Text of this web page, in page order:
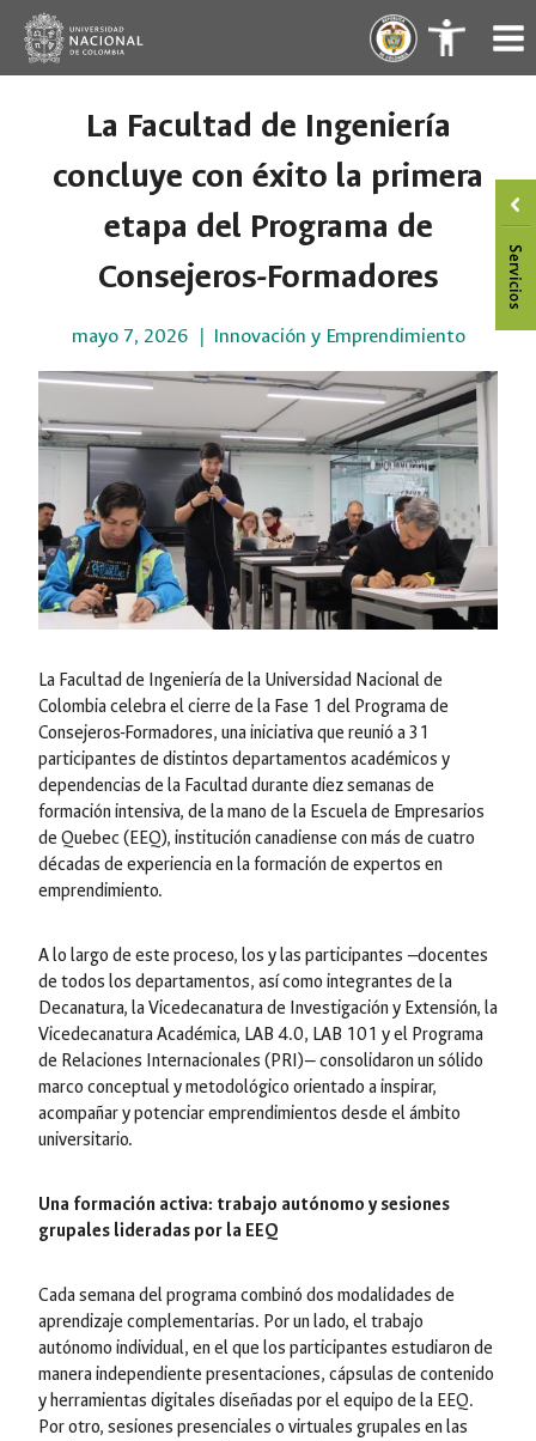
Saltar
contenido
. .
La Facultad de Ingeniería
concluye con éxito la primera
etapa del Programa de
Consejeros-Formadores
mayo 7, 2026 Innovación y Emprendimiento
La Facultad de Ingeniería de la Universidad Nacional de
Colombia celebra el cierre de la Fase 1 del Programa de
Consejeros-Formadores, una iniciativa que reunió a 31
participantes de distintos departamentos académicos y
dependencias de la Facultad durante diez semanas de
formación intensiva, de la mano de la Escuela de Empresarios
de Quebec (EEQ), institución canadiense con más de cuatro
décadas de experiencia en la formación de expertos en
emprendimiento.
A lo largo de este proceso, los y las participantes —docentes
de todos los departamentos, así como integrantes de la
Decanatura, la Vicedecanatura de Investigación y Extensión, la
Vicedecanatura Académica, LAB 4.0, LAB 101 y el Programa
de Relaciones Internacionales (PRI)— consolidaron un sólido
marco conceptual y metodológico orientado a inspirar,
acompañar y potenciar emprendimientos desde el ámbito
universitario.
Una formación activa: trabajo autónomo y sesiones
grupales lideradas por la EEQ
Cada semana del programa combinó dos modalidades de
aprendizaje complementarias. Por un lado, el trabajo
autónomo individual, en el que los participantes estudiaron de
manera independiente presentaciones, cápsulas de contenido
y herramientas digitales diseñadas por el equipo de la EEQ.
Por otro, sesiones presenciales o virtuales grupales en las